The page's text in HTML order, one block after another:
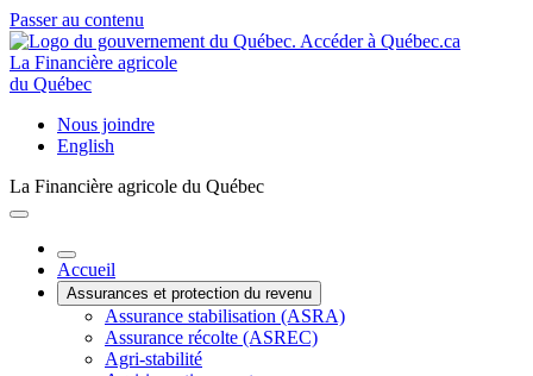
Passer au contenu
La Financière agricole
du Québec
Nous joindre
English
La Financière agricole du Québec
Accueil
Assurances et protection du revenu
Assurance stabilisation (ASRA)
Assurance récolte (ASREC)
Agri-stabilité